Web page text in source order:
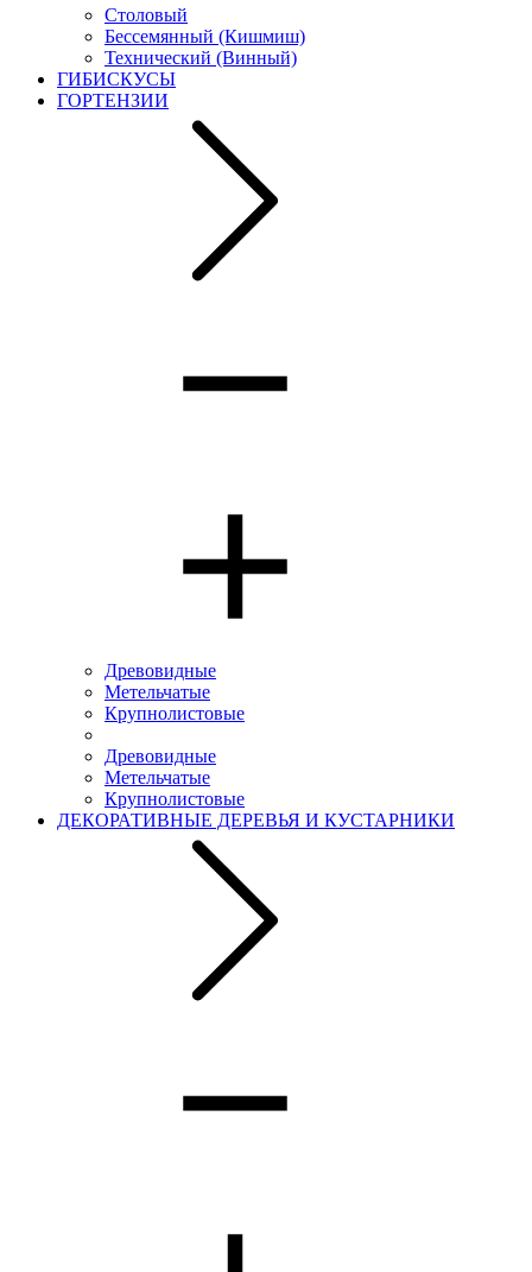
Столовый
Бессемянный (Кишмиш)
Технический (Винный)
ГИБИСКУСЫ
ГОРТЕНЗИИ
Древовидные
Метельчатые
Крупнолистовые
Древовидные
Метельчатые
Крупнолистовые
ДЕКОРАТИВНЫЕ ДЕРЕВЬЯ И КУСТАРНИКИ